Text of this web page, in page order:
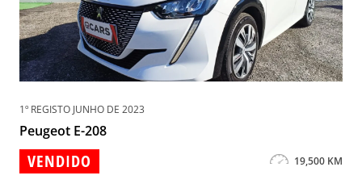
1º REGISTO JUNHO DE 2023
Peugeot E-208
VENDIDO 19,500 KM